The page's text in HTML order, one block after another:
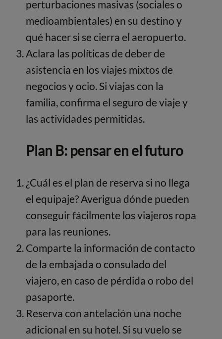
perturbaciones masivas (sociales o
medioambientales) en su destino y
qué hacer si se cierra el aeropuerto.
Aclara las políticas de deber de
asistencia en los viajes mixtos de
negocios y ocio. Si viajas con la
familia, confirma el seguro de viaje y
las actividades permitidas.
Plan B: pensar en el futuro
¿Cuál es el plan de reserva si no llega
el equipaje? Averigua dónde pueden
conseguir fácilmente los viajeros ropa
para las reuniones.
Comparte la información de contacto
de la embajada o consulado del
viajero, en caso de pérdida o robo del
pasaporte.
Reserva con antelación una noche
adicional en su hotel. Si su vuelo se